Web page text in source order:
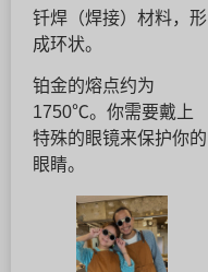
钎焊（焊接）材料，形
成环状。
铂金的熔点约为
1750℃。你需要戴上
特殊的眼镜来保护你的
眼睛。